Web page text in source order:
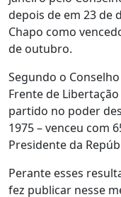
depois de em 23 de
Chapo como
de outubro.
Segundo o
Frente de
partido no poder
1975 – venceu com
Presidente da
Perante esses
fez publicar nesse